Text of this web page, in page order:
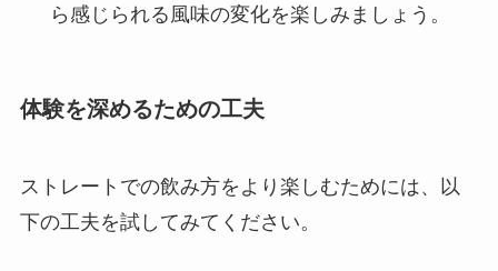
ら感じられる風味の変化を楽しみましょう。
体験を深めるための工夫
ストレートでの飲み方をより楽しむためには、以
下の工夫を試してみてください。